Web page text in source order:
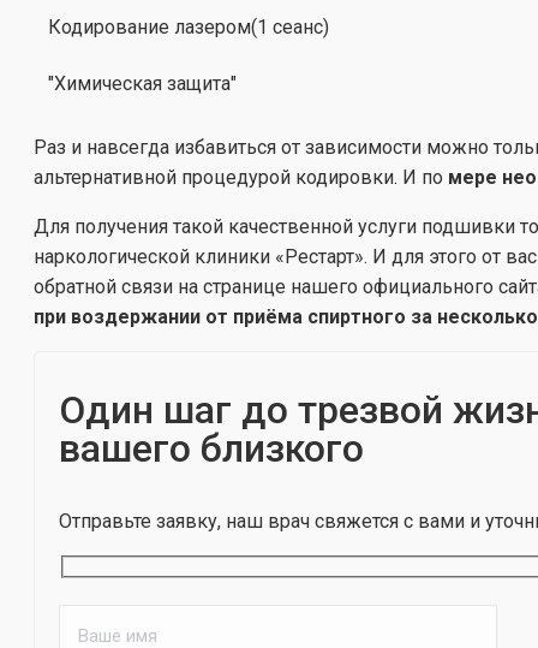
Кодирование лазером(1 сеанс)
"Химическая защита"
Раз и навсегда избавиться от зависимости можно
альтернативной процедурой кодировки. И по мере
Для получения такой качественной услуги
наркологической клиники «Рестарт». И для этого от
обратной связи на странице нашего официального
при воздержании от приёма спиртного за
Один шаг до трезвой
вашего близкого
Отправьте заявку, наш врач свяжется с вами и